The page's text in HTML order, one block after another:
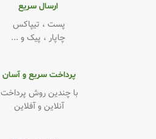
ارسال سریع
پست ، تیپاکس
چاپار ، پیک و ...
پرداخت سریع و آسان
با چندین روش پرداخت
آنلاین و آفلاین